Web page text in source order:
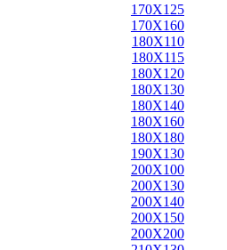
170X125
170X160
180X110
180X115
180X120
180X130
180X140
180X160
180X180
190X130
200X100
200X130
200X140
200X150
200X200
בחטיאר
ביג'אר
בירגאנד
בלגי
ברבר
ג'יג'ים
גאבה
גבה
גוש'אגן
גושאגאן
דורוחש
האגלו
הודי
הולביין
הריז